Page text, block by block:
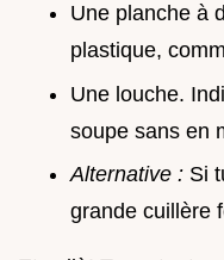
Une planche à
plastique,
Une louche.
soupe sans en
Alternative : Si
grande cuillère